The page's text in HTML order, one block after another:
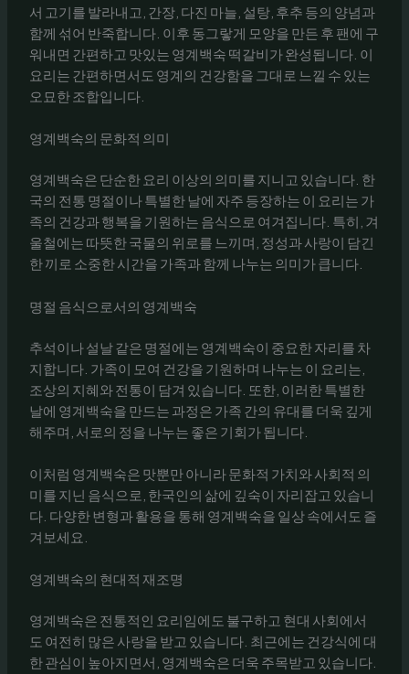
서 고기를 발라내고, 간장, 다진 마늘, 설탕, 후추 등의 양념과
함께 섞어 반죽합니다. 이후 동그랗게 모양을 만든 후 팬에 구
워내면 간편하고 맛있는 영계백숙 떡갈비가 완성됩니다. 이
요리는 간편하면서도 영계의 건강함을 그대로 느낄 수 있는
오묘한 조합입니다.
영계백숙의 문화적 의미
영계백숙은 단순한 요리 이상의 의미를 지니고 있습니다. 한
국의 전통 명절이나 특별한 날에 자주 등장하는 이 요리는 가
족의 건강과 행복을 기원하는 음식으로 여겨집니다. 특히, 겨
울철에는 따뜻한 국물의 위로를 느끼며, 정성과 사랑이 담긴
한 끼로 소중한 시간을 가족과 함께 나누는 의미가 큽니다.
명절 음식으로서의 영계백숙
추석이나 설날 같은 명절에는 영계백숙이 중요한 자리를 차
지합니다. 가족이 모여 건강을 기원하며 나누는 이 요리는,
조상의 지혜와 전통이 담겨 있습니다. 또한, 이러한 특별한
날에 영계백숙을 만드는 과정은 가족 간의 유대를 더욱 깊게
해주며, 서로의 정을 나누는 좋은 기회가 됩니다.
이처럼 영계백숙은 맛뿐만 아니라 문화적 가치와 사회적 의
미를 지닌 음식으로, 한국인의 삶에 깊숙이 자리잡고 있습니
다. 다양한 변형과 활용을 통해 영계백숙을 일상 속에서도 즐
겨보세요.
영계백숙의 현대적 재조명
영계백숙은 전통적인 요리임에도 불구하고 현대 사회에서
도 여전히 많은 사랑을 받고 있습니다. 최근에는 건강식에 대
한 관심이 높아지면서, 영계백숙은 더욱 주목받고 있습니다.